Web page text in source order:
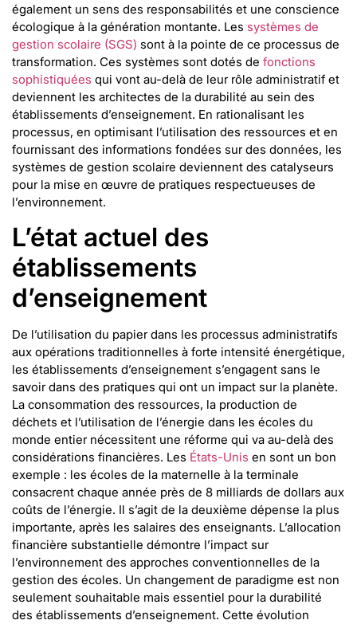
également un sens des responsabilités et une conscience
écologique à la génération montante. Les systèmes de
gestion scolaire (SGS) sont à la pointe de ce processus de
transformation. Ces systèmes sont dotés de fonctions
sophistiquées qui vont au-delà de leur rôle administratif et
deviennent les architectes de la durabilité au sein des
établissements d’enseignement. En rationalisant les
processus, en optimisant l’utilisation des ressources et en
fournissant des informations fondées sur des données, les
systèmes de gestion scolaire deviennent des catalyseurs
pour la mise en œuvre de pratiques respectueuses de
l’environnement.
L’état actuel des
établissements
d’enseignement
De l’utilisation du papier dans les processus administratifs
aux opérations traditionnelles à forte intensité énergétique,
les établissements d’enseignement s’engagent sans le
savoir dans des pratiques qui ont un impact sur la planète.
La consommation des ressources, la production de
déchets et l’utilisation de l’énergie dans les écoles du
monde entier nécessitent une réforme qui va au-delà des
considérations financières. Les États-Unis en sont un bon
exemple : les écoles de la maternelle à la terminale
consacrent chaque année près de 8 milliards de dollars aux
coûts de l’énergie. Il s’agit de la deuxième dépense la plus
importante, après les salaires des enseignants. L’allocation
financière substantielle démontre l’impact sur
l’environnement des approches conventionnelles de la
gestion des écoles. Un changement de paradigme est non
seulement souhaitable mais essentiel pour la durabilité
des établissements d’enseignement. Cette évolution